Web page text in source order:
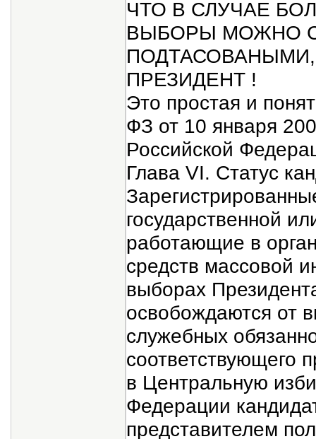
ЧТО В СЛУЧАЕ
ВЫБОРЫ МОЖНО
ПРЕЗИДЕНТ !
Это простая и
ФЗ от 10 января
Российской
Глава VI. Статус
государственной
работающие в
средств массовой
выборах
освобождаются от
служебных
соответствующего
в Центральную
Федерации
представителем